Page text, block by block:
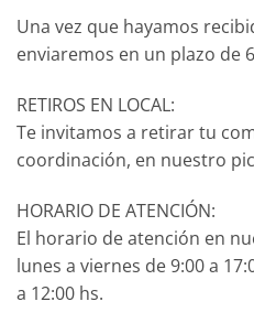
Una vez que hayamos
enviaremos en un plazo de
RETIROS EN LOCAL:
Te invitamos a retirar tu
coordinación, en nuestro
HORARIO DE ATENCIÓN:
El horario de atención en
lunes a viernes de 9:00 a
a 12:00 hs.